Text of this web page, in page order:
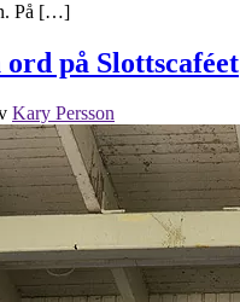
På […]
på Slottscaféet
Kary Persson